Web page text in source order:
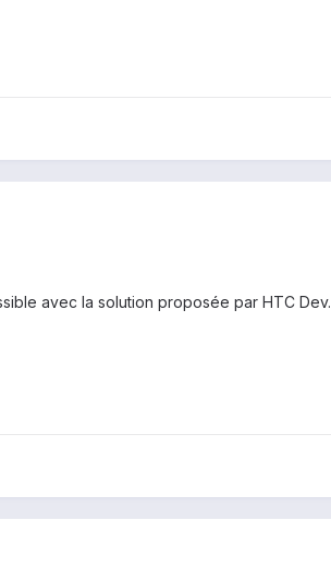
avec la solution proposée par HTC Dev.